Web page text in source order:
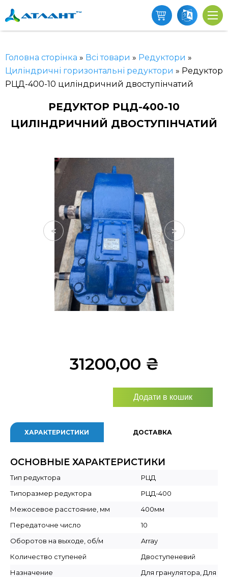
Головна сторінка » Всі товари » Редуктори »
Циліндричні горизонтальні редуктори » Редуктор
РЦД-400-10 циліндричний двоступінчатий
РЕДУКТОР РЦД-400-10
ЦИЛІНДРИЧНИЙ ДВОСТУПІНЧАТИЙ
< >
31200,00 ₴
Додати в кошик
ХАРАКТЕРИСТИКИ ДОСТАВКА
ОСНОВНЫЕ ХАРАКТЕРИСТИКИ
Тип редуктора
РЦД
Типоразмер редуктора
РЦД-400
Межосевое расстояние, мм
400мм
Передаточне число
10
Оборотов на выходе, об/м
Array
Количество ступеней
Двоступеневий
Назначение
Для гранулятора, Для